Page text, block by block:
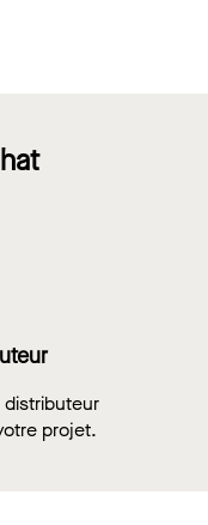
distributeur
projet.